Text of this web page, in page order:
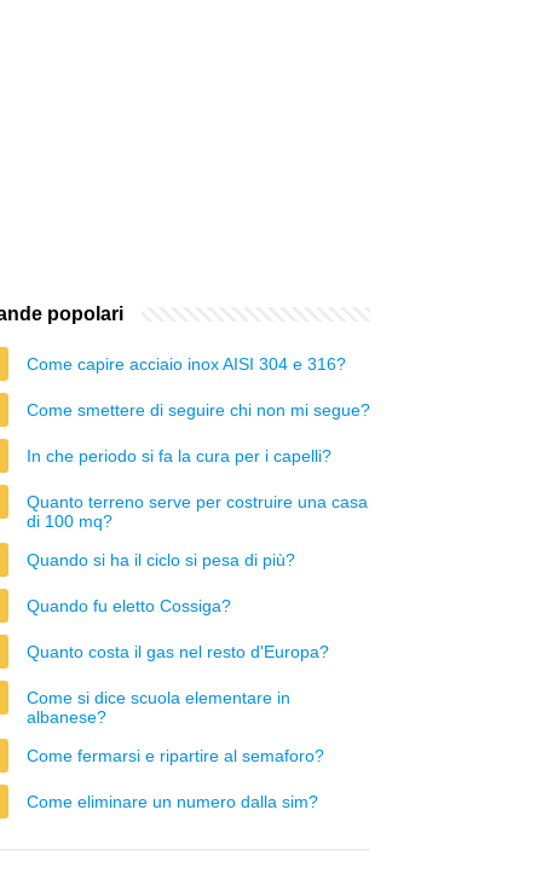
popolari
Come capire acciaio inox AISI 304 e 316?
Come smettere di seguire chi non mi segue?
In che periodo si fa la cura per i capelli?
Quanto terreno serve per costruire una casa
di 100 mq?
Quando si ha il ciclo si pesa di più?
Quando fu eletto Cossiga?
Quanto costa il gas nel resto d'Europa?
Come si dice scuola elementare in
albanese?
Come fermarsi e ripartire al semaforo?
Come eliminare un numero dalla sim?